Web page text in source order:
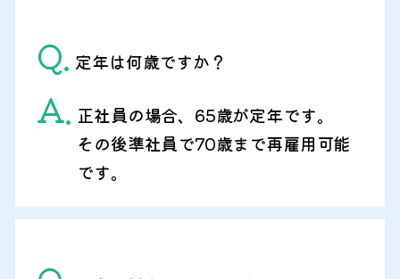
Q. 定年は何歳ですか？
A. 正社員の場合、65歳が定年です。
その後準社員で70歳まで再雇用可能
です。